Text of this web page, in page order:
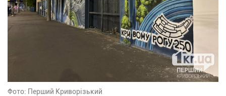
Фото: Перший Криворізький